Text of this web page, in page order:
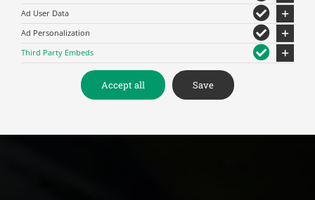
ΜΟΥΣΕΙΟ ΦΥΣΙΚΗΣ ΙΣΤΟΡΙΑΣ ΜΕΤΕΩΡΩΝ
Ad User Data
Ad Personalization
Third Party Embeds
Accept all Save